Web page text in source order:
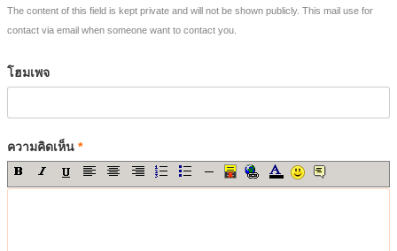
The content of this field is kept private and will not be shown publicly. This mail use for
contact via email when someone want to contact you.
โฮมเพจ
ความคิดเห็น *